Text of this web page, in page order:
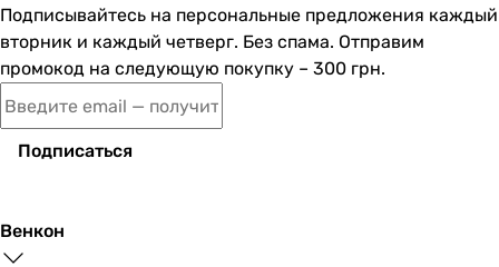
Мощность обогрева
2.3 кВт
2.3 кВт
2.65 кВт
2.64 кВт
1.66 кВт
2.3 кВт
Подписывайтесь на персональные предложения каждый
вторник и каждый четверг. Без спама. Отправим
промокод на следующую покупку – 300 грн.
Подписаться
Венкон